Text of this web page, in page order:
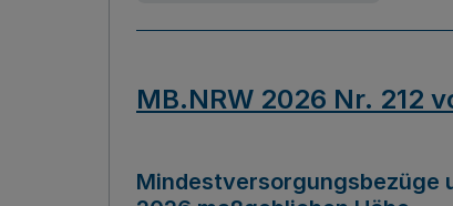
MB.NRW 2026 Nr. 212
Mindestversorgungsbezüge